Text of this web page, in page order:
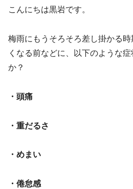
こんにちは黒岩です。
梅雨にもうそろそろ差し掛かる
くなる前などに、以下のような
か？
・頭痛
・重だるさ
・めまい
・倦怠感